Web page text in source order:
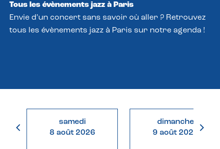
Tous les évènements jazz à Paris
Envie d’un concert sans savoir où aller ? Retrouvez
tous les évènements jazz à Paris sur notre agenda !
samedi
8 août 2026
dimanche
9 août 2026